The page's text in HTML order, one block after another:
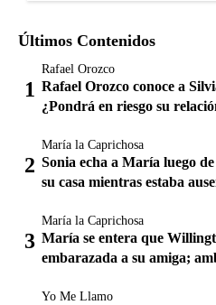
Últimos Contenidos
Rafael Orozco
Rafael Orozco conoce a
¿Pondrá en riesgo su
María la Caprichosa
Sonia echa a María luego
su casa mientras estaba
María la Caprichosa
María se entera que
embarazada a su amiga;
Yo Me Llamo